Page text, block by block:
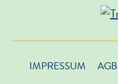
IMPRESSUM AGB